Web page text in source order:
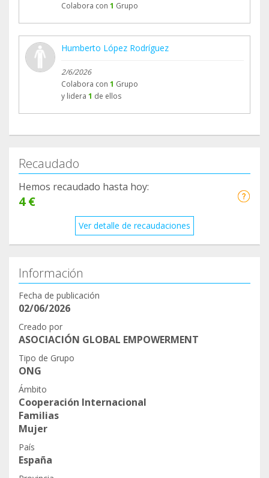
Colabora con 1 Grupo
Humberto López Rodríguez
2/6/2026
Colabora con 1 Grupo
y lidera 1 de ellos
Recaudado
Hemos recaudado hasta hoy:
4 €
Ver detalle de recaudaciones
Información
Fecha de publicación
02/06/2026
Creado por
ASOCIACIÓN GLOBAL EMPOWERMENT
Tipo de Grupo
ONG
Ámbito
Cooperación Internacional
Familias
Mujer
País
España